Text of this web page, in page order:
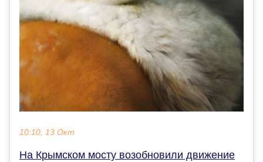
10:10, 13 Окт
На Крымском мосту возобновили движение